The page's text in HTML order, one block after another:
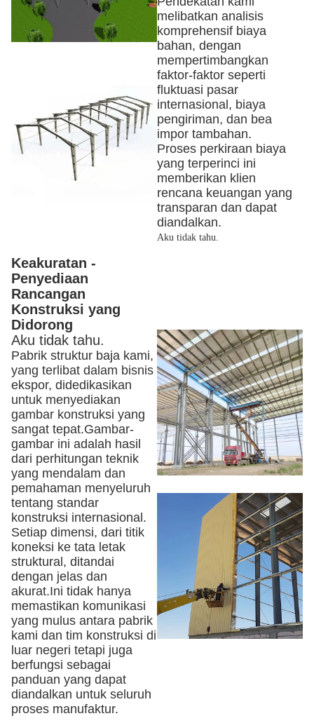
melibatkan analisis
komprehensif biaya
bahan, dengan
mempertimbangkan
faktor-faktor seperti
fluktuasi pasar
internasional, biaya
pengiriman, dan bea
impor tambahan.
Proses perkiraan biaya
yang terperinci ini
memberikan klien
rencana keuangan yang
transparan dan dapat
diandalkan.
Aku tidak tahu.
Keakuratan -
Penyediaan
Rancangan
Konstruksi yang
Didorong
Aku tidak tahu.
Pabrik struktur baja kami,
yang terlibat dalam bisnis
ekspor, didedikasikan
untuk menyediakan
gambar konstruksi yang
sangat tepat.Gambar-
gambar ini adalah hasil
dari perhitungan teknik
yang mendalam dan
pemahaman menyeluruh
tentang standar
konstruksi internasional.
Setiap dimensi, dari titik
koneksi ke tata letak
struktural, ditandai
dengan jelas dan
akurat.Ini tidak hanya
memastikan komunikasi
yang mulus antara pabrik
kami dan tim konstruksi di
luar negeri tetapi juga
berfungsi sebagai
panduan yang dapat
diandalkan untuk seluruh
proses manufaktur.